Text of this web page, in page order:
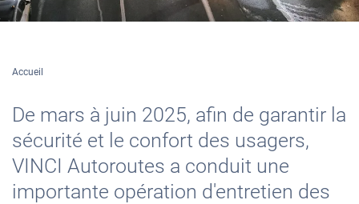
Accueil
De mars à juin 2025, afin de garantir la
sécurité et le confort des usagers,
VINCI Autoroutes a conduit une
importante opération d'entretien des